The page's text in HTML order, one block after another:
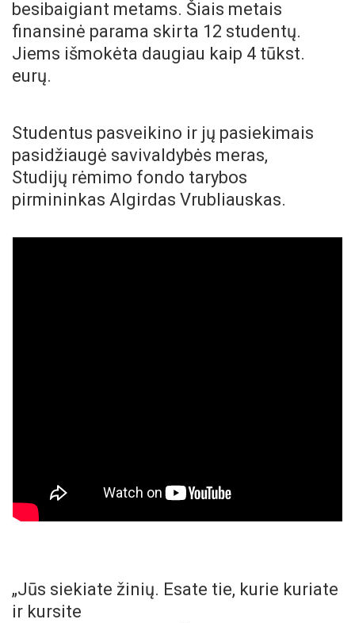
besibaigiant metams. Šiais metais
finansinė parama skirta 12 studentų.
Jiems išmokėta daugiau kaip 4 tūkst.
eurų.
Studentus pasveikino ir jų pasiekimais
pasidžiaugė savivaldybės meras,
Studijų rėmimo fondo tarybos
pirmininkas Algirdas Vrubliauskas.
„Jūs siekiate žinių. Esate tie, kurie kuriate
ir kursite